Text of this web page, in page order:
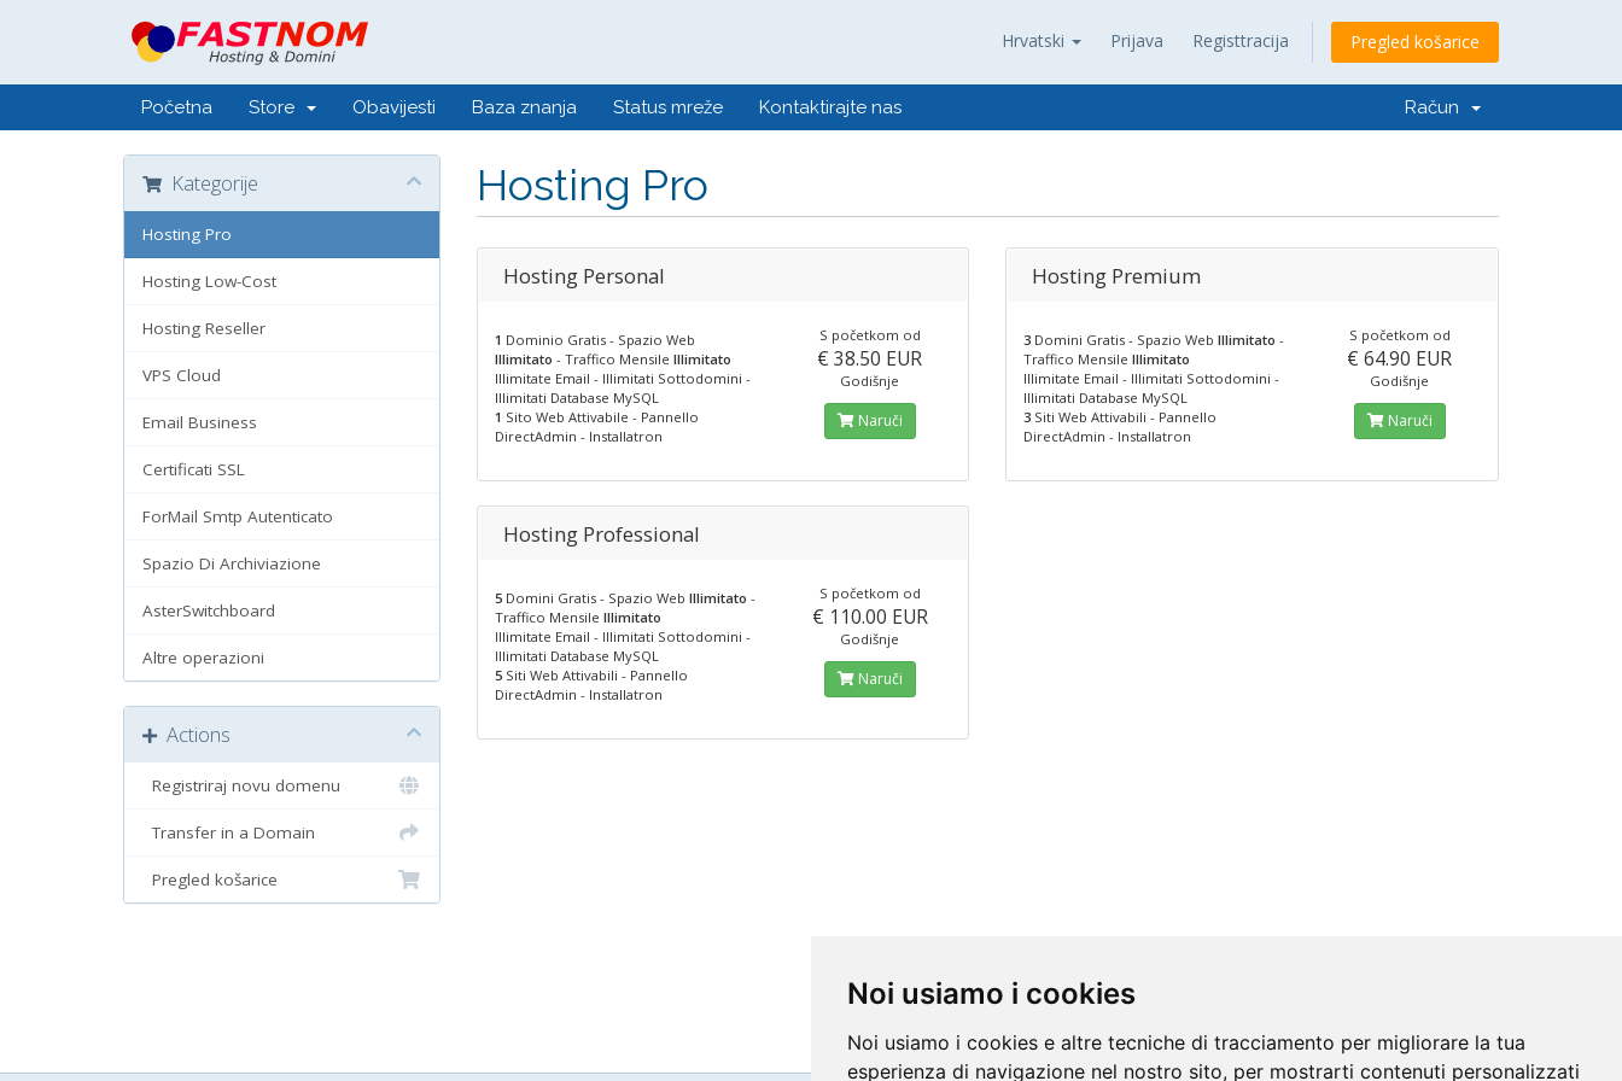
Noi usiamo i cookies
Noi usiamo i cookies e altre tecniche di tracciamento per migliorare la tua
esperienza di navigazione nel nostro sito, per mostrarti contenuti personalizzati
Hrvatski Prijava Registtracija Pregled košarice
Početna Store Obavijesti Baza znanja Status mreže Kontaktirajte nas Račun
Hosting Pro
Kategorije
Hosting Pro
Hosting Low-Cost
Hosting Reseller
VPS Cloud
Email Business
Certificati SSL
ForMail Smtp Autenticato
Spazio Di Archiviazione
AsterSwitchboard
Altre operazioni
Actions
Registriraj novu domenu
Transfer in a Domain
Pregled košarice
Hosting Personal
1 Dominio Gratis - Spazio Web
Illimitato - Traffico Mensile Illimitato
Illimitate Email - Illimitati Sottodomini -
Illimitati Database MySQL
1 Sito Web Attivabile - Pannello
DirectAdmin - Installatron
S početkom od
€ 38.50 EUR
Godišnje
Naruči
Hosting Premium
3 Domini Gratis - Spazio WebIllimitato -
Traffico MensileIllimitato
Illimitate Email - Illimitati Sottodomini -
Illimitati Database MySQL
3 Siti Web Attivabili - Pannello
DirectAdmin - Installatron
S početkom od
€ 64.90 EUR
Godišnje
Naruči
Hosting Professional
5Domini Gratis - Spazio Web Illimitato -
Traffico Mensile Illimitato
Illimitate Email - Illimitati Sottodomini -
Illimitati Database MySQL
5Siti Web Attivabili - Pannello
DirectAdmin - Installatron
S početkom od
€ 110.00 EUR
Godišnje
Naruči